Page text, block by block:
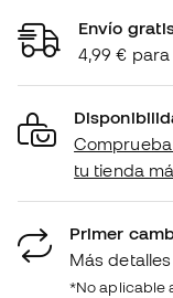
Envío
4,99 €
tu tienda
Primer
Más
*No aplicable